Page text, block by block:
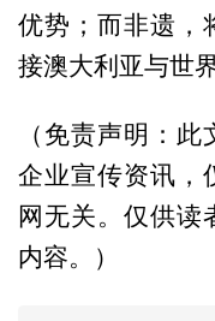
优势；而非遗，
接澳大利亚与世
（免责声明：
企业宣传资讯，
网无关。仅供读
内容。）